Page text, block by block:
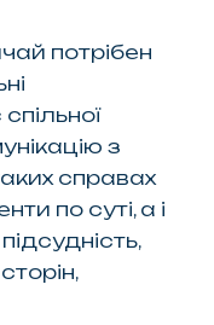
потрібен
з
справах
по суті, а і